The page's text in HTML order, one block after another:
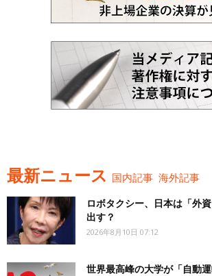
最新ニュース 国内記事 海外記事
ロボタクシー、日本は「外
出す？
2026年8月10日 07:12
世界最高峰の大学が「自動